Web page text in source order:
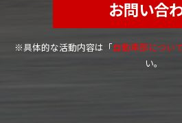
お問い合
※具体的な活動内容は「自動車部につい
い。